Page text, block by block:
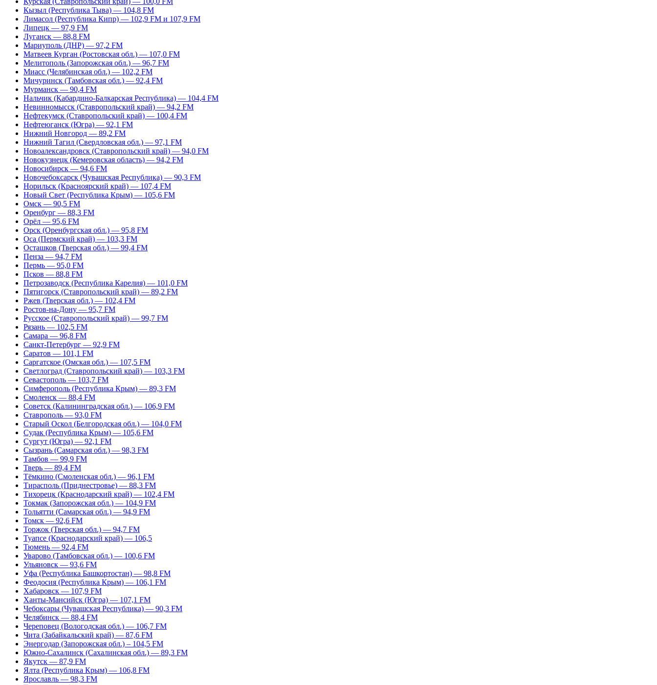
Кызыл (Республика Тыва) — 104,8 FM
Лимасол (Республика Кипр) — 102,9 FM и 107,9 FM
Липецк — 97,9 FM
Луганск — 88,8 FM
Мариуполь (ДНР) — 97,2 FM
Матвеев Курган (Ростовская обл.) — 107,0 FM
Мелитополь (Запорожская обл.) — 96,7 FM
Миасс (Челябинская обл.) — 102,2 FM
Мичуринск (Тамбовская обл.) — 92,4 FM
Мурманск — 90,4 FM
Нальчик (Кабардино-Балкарская Республика) — 104,4 FM
Невинномысск (Ставропольский край) — 94,2 FM
Нефтекумск (Ставропольский край) — 100,4 FM
Нефтеюганск (Югра) — 92,1 FM
Нижний Новгород — 89,2 FM
Нижний Тагил (Свердловская обл.) — 97,1 FM
Новоалександровск (Ставропольский край) — 94,0 FM
Новокузнецк (Кемеровская область) — 94,2 FM
Новосибирск — 94,6 FM
Новочебоксарск (Чувашская Республика) — 90,3 FM
Норильск (Красноярский край) — 107,4 FM
Новый Свет (Республика Крым) — 105,6 FM
Омск — 90,5 FM
Оренбург — 88,3 FM
Орёл — 95,6 FM
Орск (Оренбургская обл.) — 95,8 FM
Оса (Пермский край) — 103,3 FM
Осташков (Тверская обл.) — 99,4 FM
Пенза — 94,7 FM
Пермь — 95,0 FM
Псков — 88,8 FM
Петрозаводск (Республика Карелия) — 101,0 FM
Пятигорск (Ставропольский край) — 89,2 FM
Ржев (Тверская обл.) — 102,4 FM
Ростов-на-Дону — 95,7 FM
Русское (Ставропольский край) — 99,7 FM
Рязань — 102,5 FM
Самара — 96,8 FM
Санкт-Петербург — 92,9 FM
Саратов — 101,1 FM
Саргатское (Омская обл.) — 107,5 FM
Светлоград (Ставропольский край) — 103,3 FM
Севастополь — 103,7 FM
Симферополь (Республика Крым) — 89,3 FM
Смоленск — 88,4 FM
Советск (Калининградская обл.) — 106,9 FM
Ставрополь — 93,0 FM
Старый Оскол (Белгородская обл.) — 104,0 FM
Судак (Республика Крым) — 105,6 FM
Сургут (Югра) — 92,1 FM
Сызрань (Самарская обл.) — 98,3 FM
Тамбов — 99,9 FM
Тверь — 89,4 FM
Тёмкино (Смоленская обл.) — 96,1 FM
Тирасполь (Приднестровье) — 88,3 FM
Тихорецк (Краснодарский край) — 102,4 FM
Токмак (Запорожская обл.) — 104,9 FM
Тольятти (Самарская обл.) — 94,9 FM
Томск — 92,6 FM
Торжок (Тверская обл.) — 94,7 FM
Туапсе (Краснодарский край) — 106,5
Тюмень — 92,4 FM
Уварово (Тамбовская обл.) — 100,6 FM
Ульяновск — 93,6 FM
Уфа (Республика Башкортостан) — 98,8 FM
Феодосия (Республика Крым) — 106,1 FM
Хабаровск — 107,9 FM
Ханты-Мансийск (Югра) — 107,1 FM
Чебоксары (Чувашская Республика) — 90,3 FM
Челябинск — 88,4 FM
Череповец (Вологодская обл.) — 106,7 FM
Чита (Забайкальский край) — 87,6 FM
Энергодар (Запорожская обл.) – 104,5 FM
Южно-Сахалинск (Сахалинская обл.) — 89,3 FM
Якутск — 87,9 FM
Ялта (Республика Крым) — 106,8 FM
Ярославль — 98,3 FM